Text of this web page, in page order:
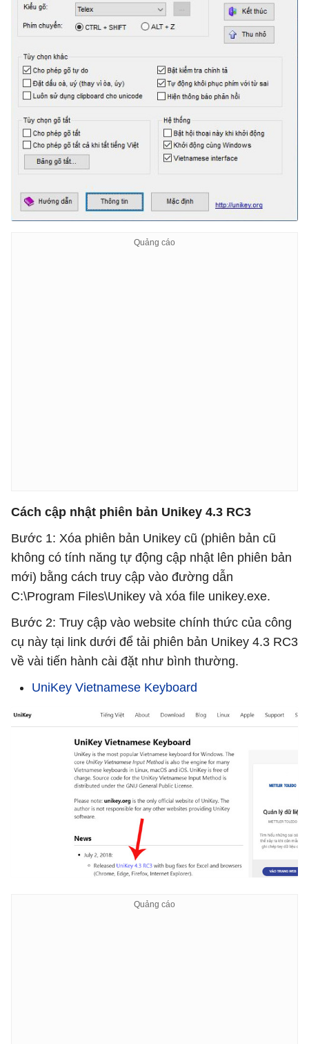
Cách cập nhật phiên bản Unikey 4.3 RC3
Bước 1: Xóa phiên bản Unikey cũ (phiên bản cũ
không có tính năng tự động cập nhật lên phiên bản
mới) bằng cách truy cập vào đường dẫn
C:\Program Files\Unikey và xóa file unikey.exe.
Bước 2: Truy cập vào website chính thức của công
cụ này tại link dưới để tải phiên bản Unikey 4.3 RC3
về vài tiến hành cài đặt như bình thường.
UniKey Vietnamese Keyboard